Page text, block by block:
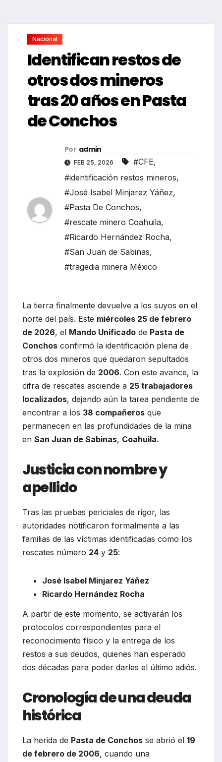
Nacional
Identifican restos de
otros dos mineros
tras 20 años en Pasta
de Conchos
Por admin
FEB 25, 2026 #CFE,
#identificación restos mineros,
#José Isabel Minjarez Yáñez,
#Pasta De Conchos,
#rescate minero Coahuila,
#Ricardo Hernández Rocha,
#San Juan de Sabinas,
#tragedia minera México
La tierra finalmente devuelve a los suyos en el
norte del país. Este miércoles 25 de febrero
de 2026, el Mando Unificado de Pasta de
Conchos confirmó la identificación plena de
otros dos mineros que quedaron sepultados
tras la explosión de 2006. Con este avance, la
cifra de rescates asciende a 25 trabajadores
localizados, dejando aún la tarea pendiente de
encontrar a los 38 compañeros que
permanecen en las profundidades de la mina
en San Juan de Sabinas, Coahuila.
Justicia con nombre y
apellido
Tras las pruebas periciales de rigor, las
autoridades notificaron formalmente a las
familias de las víctimas identificadas como los
rescates número 24 y 25:
José Isabel Minjarez Yáñez
Ricardo Hernández Rocha
A partir de este momento, se activarán los
protocolos correspondientes para el
reconocimiento físico y la entrega de los
restos a sus deudos, quienes han esperado
dos décadas para poder darles el último adiós.
Cronología de una deuda
histórica
La herida de Pasta de Conchos se abrió el 19
de febrero de 2006, cuando una